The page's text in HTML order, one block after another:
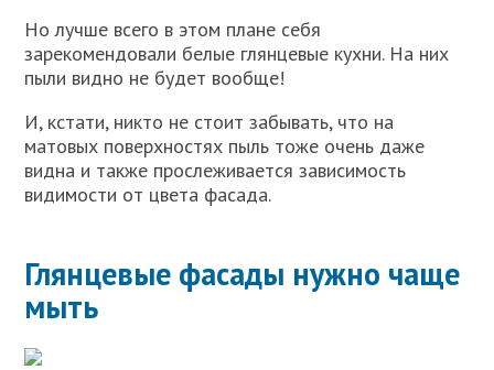
Но лучше всего в этом плане себя
зарекомендовали белые глянцевые кухни. На них
пыли видно не будет вообще!
И, кстати, никто не стоит забывать, что на
матовых поверхностях пыль тоже очень даже
видна и также прослеживается зависимость
видимости от цвета фасада.
Глянцевые фасады нужно чаще
мыть